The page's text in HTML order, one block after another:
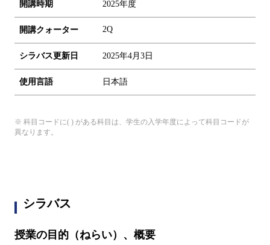
開講時期 2025年度
開講クォーター 2Q
シラバス更新日 2025年4月3日
使用言語 日本語
※ 科目コードに( ) がある科目は、学生の入学年度によって科目コードが
異なります。
シラバス
授業の目的（ねらい）、概要